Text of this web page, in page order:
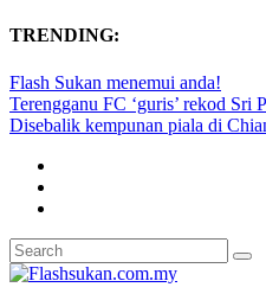
TRENDING:
Flash Sukan menemui anda!
Terengganu FC ‘guris’ rekod Sri
Disebalik kempunan piala di